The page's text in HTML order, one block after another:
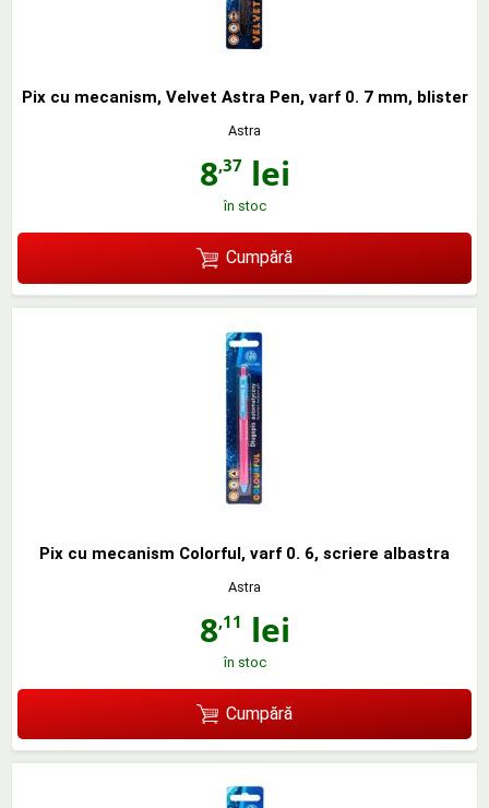
Pix cu mecanism, Velvet Astra Pen, varf 0. 7 mm, blister
Astra
8,37lei
în stoc
Cumpără
Pix cu mecanism Colorful, varf 0. 6, scriere albastra
Astra
8,11 lei
în stoc
Cumpără